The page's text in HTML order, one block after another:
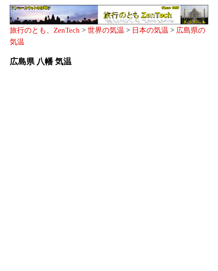
旅行のとも、ZenTech > 世界の気温 > 日本の気温 > 広島県の
気温
広島県 八幡 気温